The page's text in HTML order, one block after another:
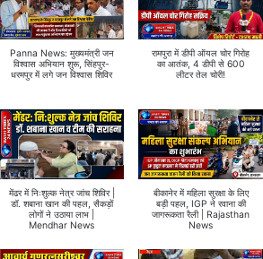
Panna News: मुख्यमंत्री जन
विश्वास अभियान शुरू, सिंहपुर-
धरमपुर में लगे जन विश्वास शिविर
रामपुरा में डीपी ऑयल चोर गिरोह
का आतंक, 4 डीपी से 600
लीटर तेल चोरी!
मेंढर में निःशुल्क नेत्र जांच शिविर |
डॉ. शबाना खान की पहल, सैकड़ों
लोगों ने उठाया लाभ |
Mendhar News
बीकानेर में महिला सुरक्षा के लिए
बड़ी पहल, IGP ने रवाना की
जागरूकता रैली | Rajasthan
News